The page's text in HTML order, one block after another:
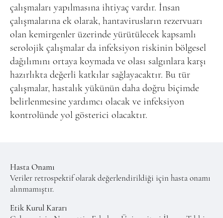
çalışmaları yapılmasına ihtiyaç vardır. İnsan
çalışmalarına ek olarak, hantavirusların rezervuarı
olan kemirgenler üzerinde yürütülecek kapsamlı
serolojik çalışmalar da infeksiyon riskinin bölgesel
dağılımını ortaya koymada ve olası salgınlara karşı
hazırlıkta değerli katkılar sağlayacaktır. Bu tür
çalışmalar, hastalık yükünün daha doğru biçimde
belirlenmesine yardımcı olacak ve infeksiyon
kontrolünde yol gösterici olacaktır.
Hasta Onamı
Veriler retrospektif olarak değerlendirildiği için hasta onamı
alınmamıştır.
Etik Kurul Kararı